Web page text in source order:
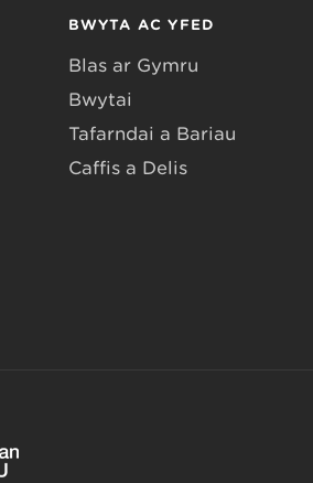
BWYTA AC YFED
Blas ar Gymru
Bwytai
Tafarndai a Bariau
Caffis a Delis